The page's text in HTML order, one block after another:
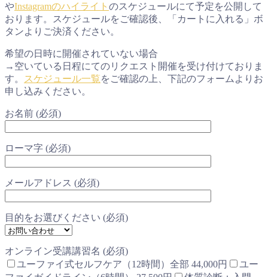
やInstagramのハイライト のスケジュールにて予定を公開して
おります。スケジュールをご確認後、「カートに入れる」ボ
タンよりご決済ください。
希望の日時に開催されていない場合
→空いている日程にてのリクエスト開催を受け付けておりま
す。 スケジュール一覧をご確認の上、下記のフォームよりお
申し込みください。
お名前 (必須)
ローマ字 (必須)
メールアドレス (必須)
目的をお選びください (必須)
オンライン受講講習名 (必須)
ユーファイ式セルフケア（12時間）全部 44,000円
ユー